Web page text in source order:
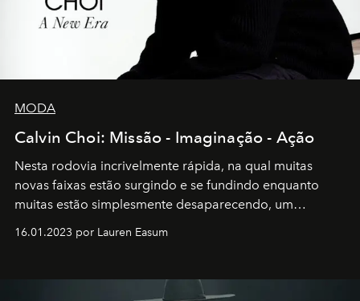
MODA
Calvin Choi: Missão - Imaginação - Ação
Nesta rodovia incrivelmente rápida, na qual muitas
novas faixas estão surgindo e se fundindo enquanto
muitas estão simplesmente desaparecendo, um
transportador AMTD abrindo caminho para muitos
por propósitos, com um claro senso de missão na vida e
16.01.2023 por Lauren Easum